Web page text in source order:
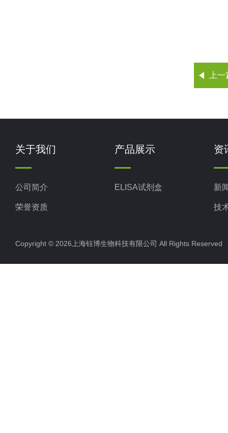
上
关于我们
公司简介
荣誉资质
产品展示
ELISA试剂盒
资
新
技
Copyright © 2026上海钰博生物科技有限公司 All Rights